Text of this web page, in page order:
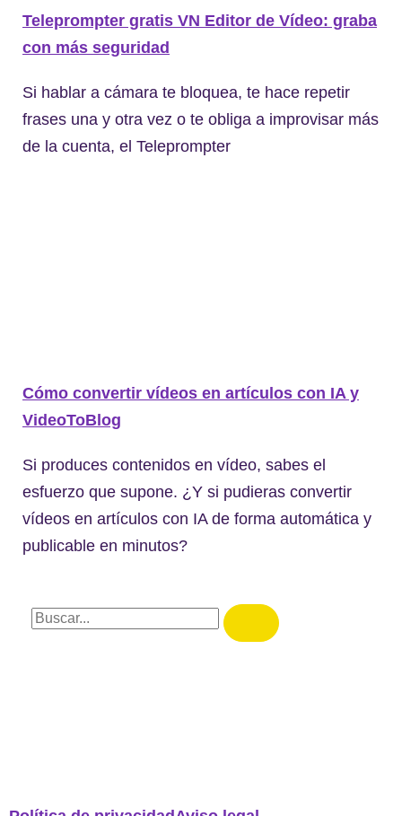
Teleprompter gratis VN Editor de Vídeo: graba
con más seguridad
Si hablar a cámara te bloquea, te hace repetir
frases una y otra vez o te obliga a improvisar más
de la cuenta, el Teleprompter
Cómo convertir vídeos en artículos con IA y
VideoToBlog
Si produces contenidos en vídeo, sabes el
esfuerzo que supone. ¿Y si pudieras convertir
vídeos en artículos con IA de forma automática y
publicable en minutos?